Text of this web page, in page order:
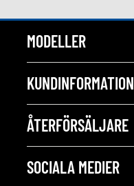
MODELLER
KUNDINFORMATION
ÅTERFÖRSÄLJARE
SOCIALA MEDIER